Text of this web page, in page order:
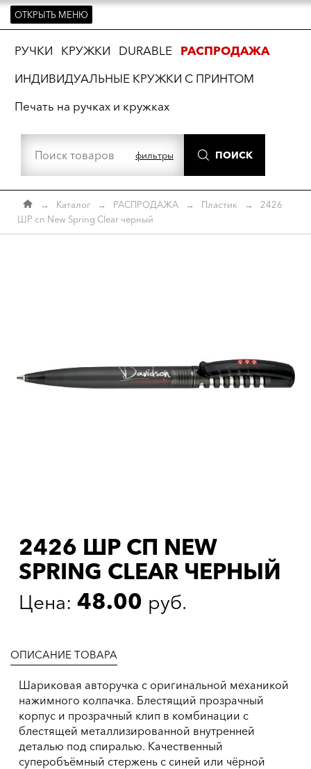
ОТКРЫТЬ МЕНЮ
РУЧКИ КРУЖКИ DURABLE
РАСПРОДАЖА
ИНДИВИДУАЛЬНЫЕ КРУЖКИ С ПРИНТОМ
Печать на ручках и кружках
фильтры ПОИСК
→ Каталог → РАСПРОДАЖА → Пластик →
2426
ШР сп New Spring Clear черный
2426 ШР СП NEW
SPRING CLEAR ЧЕРНЫЙ
Цена: 48.00 руб.
ОПИСАНИЕ ТОВАРА
Шариковая авторучка с оригинальной механикой
нажимного колпачка. Блестящий прозрачный
корпус и прозрачный клип в комбинации с
блестящей металлизированной внутренней
деталью под спиралью. Качественный
суперобъёмный стержень с синей или чёрной